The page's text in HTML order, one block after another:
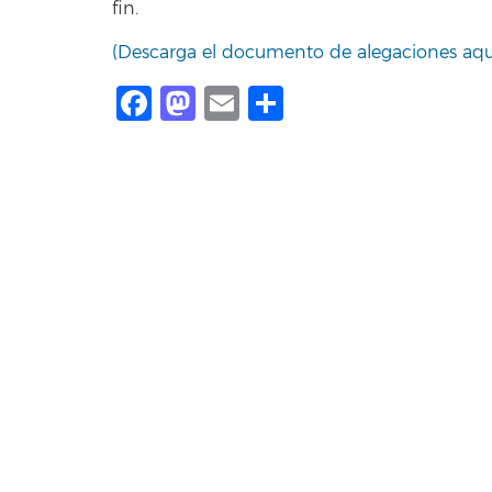
fin.
(Descarga el documento de alegaciones
Facebook
Mastodon
Email